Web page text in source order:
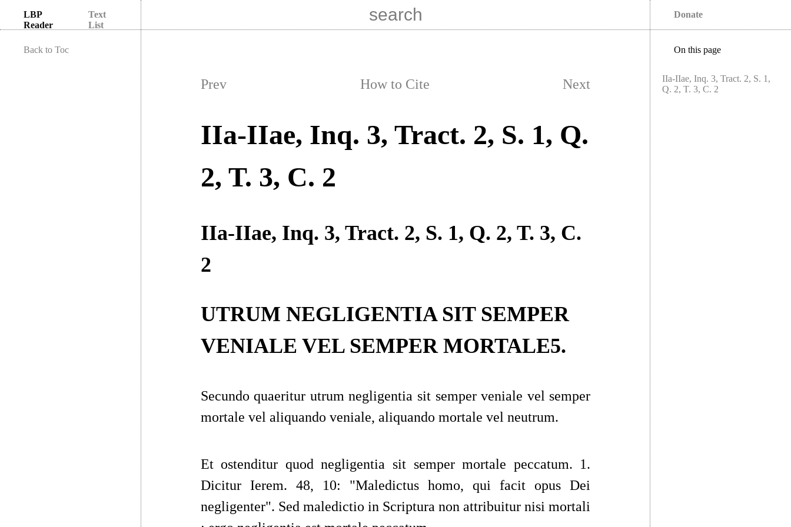
LBP
Reader
Text
List
Donate
Back to Toc
Prev How to Cite Next
IIa-IIae, Inq. 3, Tract. 2, S. 1, Q.
2, T. 3, C. 2
IIa-IIae, Inq. 3, Tract. 2, S. 1, Q. 2, T. 3, C.
2
UTRUM NEGLIGENTIA SIT SEMPER
VENIALE VEL SEMPER MORTALE5.
Secundo quaeritur utrum negligentia sit semper veniale vel semper
mortale vel aliquando veniale, aliquando mortale vel neutrum.
Et ostenditur quod negligentia sit semper mortale peccatum. 1.
DiciturIerem. 48, 10: "Maledictus homo, qui facit opus Dei
negligenter". Sed maledictio in Scriptura non attribuitur nisi mortali
On this page
IIa-IIae, Inq. 3, Tract. 2, S. 1,
Q. 2, T. 3, C. 2